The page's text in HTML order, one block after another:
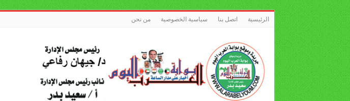
الرئيسية اتصل بنا سياسية الخصوصية من نحن